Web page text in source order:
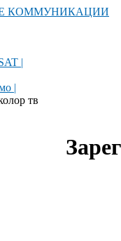
КОММУНИКАЦИИ
|
|
тв